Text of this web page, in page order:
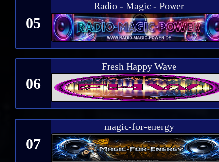
05
Radio - Magic - Power
06
Fresh Happy Wave
07
magic-for-energy